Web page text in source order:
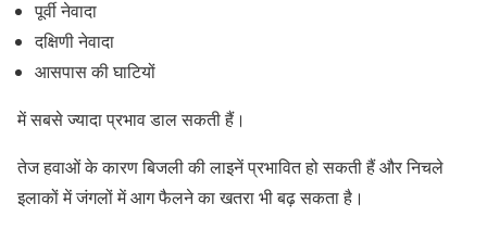
पूर्वी नेवादा
दक्षिणी नेवादा
आसपास की घाटियों
में सबसे ज्यादा प्रभाव डाल सकती हैं।
तेज हवाओं के कारण बिजली की लाइनें प्रभावित हो सकती हैं और निचले
इलाकों में जंगलों में आग फैलने का खतरा भी बढ़ सकता है।